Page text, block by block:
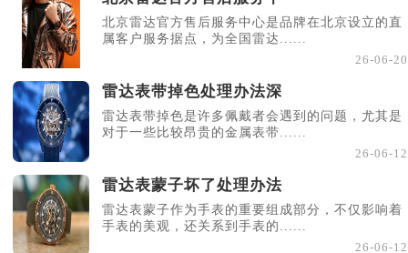
北京雷达官方售后服务中心是品牌在北京设立的直
属客户服务据点，为全国雷达......
26-06-20
雷达表带掉色处理办法深
雷达表带掉色是许多佩戴者会遇到的问题，尤其是
对于一些比较昂贵的金属表带......
26-06-12
雷达表蒙子坏了处理办法
雷达表蒙子作为手表的重要组成部分，不仅影响着
手表的美观，还关系到手表的......
26-06-12